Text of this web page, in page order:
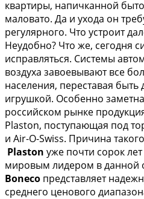
квартиры, напичканной
маловато. Да и ухода он
регулярного. Что устроит
Неудобно? Что же, сегодня
исправляться. Системы
воздуха завоевывают все
населения, переставая
игрушкой. Особенно
российском рынке
Plaston, поступающая под
и Air-O-Swiss. Причина
Plaston уже почти сорок
мировым лидером в данной
Boneco представляет
среднего ценового